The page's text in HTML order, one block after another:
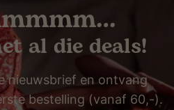
al die deals!
nieuwsbrief en ontvang
bestelling (vanaf 60,-).